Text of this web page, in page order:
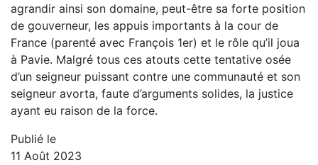
agrandir ainsi son domaine, peut-être sa forte position
de gouverneur, les appuis importants à la cour de
France (parenté avec François 1er) et le rôle qu’il joua
à Pavie. Malgré tous ces atouts cette tentative osée
d’un seigneur puissant contre une communauté et son
seigneur avorta, faute d’arguments solides, la justice
ayant eu raison de la force.
Publié le
11 Août 2023